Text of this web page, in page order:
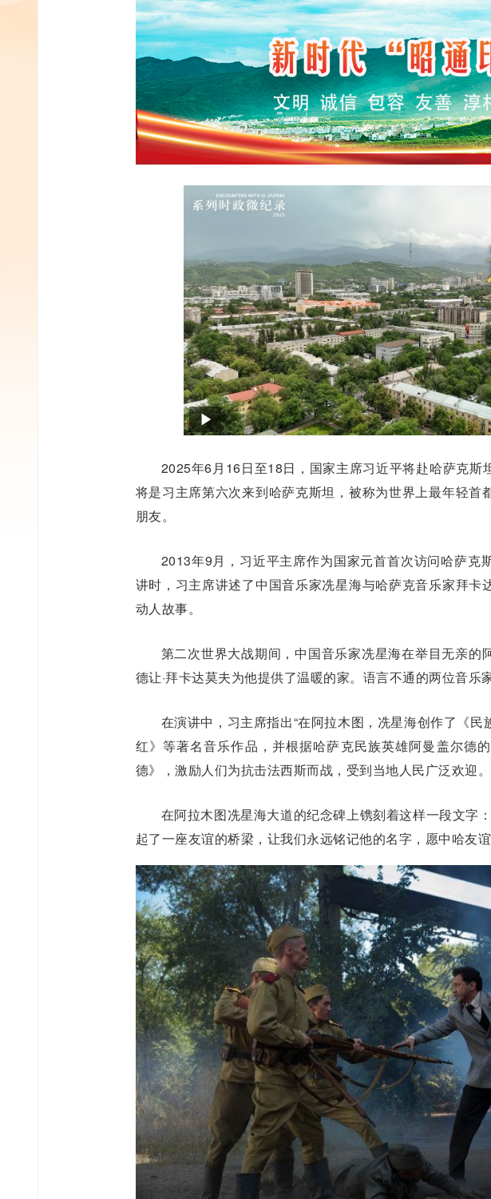
2025年6月16日至18日，国家主席习近平将赴哈萨克
将是习主席第六次来到哈萨克斯坦，被称为世界上最年轻首
朋友。
2013年9月，习近平主席作为国家元首首次访问哈萨克
讲时，习主席讲述了中国音乐家冼星海与哈萨克音乐家拜卡
动人故事。
第二次世界大战期间，中国音乐家冼星海在举目无亲的
德让·拜卡达莫夫为他提供了温暖的家。语言不通的两位音乐
在演讲中，习主席指出“在阿拉木图，冼星海创作了《
红》等著名音乐作品，并根据哈萨克民族英雄阿曼盖尔德
德》，激励人们为抗击法西斯而战，受到当地人民广泛欢迎。
在阿拉木图冼星海大道的纪念碑上镌刻着这样一段文字
起了一座友谊的桥梁，让我们永远铭记他的名字，愿中哈友